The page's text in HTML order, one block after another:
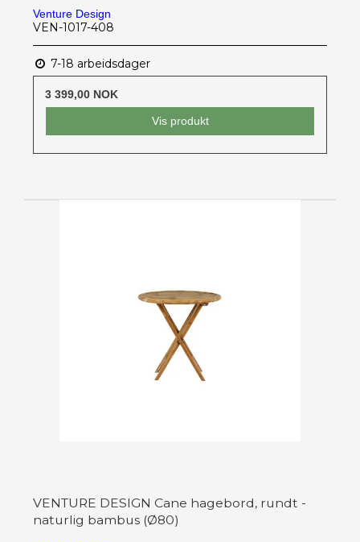
Venture Design
VEN-1017-408
7-18 arbeidsdager
3 399,00 NOK
Vis produkt
VENTURE DESIGN Cane hagebord, rundt -
naturlig bambus (Ø80)